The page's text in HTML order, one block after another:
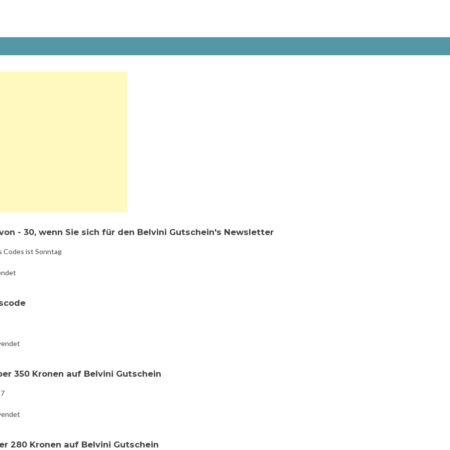
- 30, wenn Sie sich für den Belvini Gutschein's Newsletter
Codes ist Sonntag
350 Kronen auf Belvini Gutschein
280 Kronen auf Belvini Gutschein